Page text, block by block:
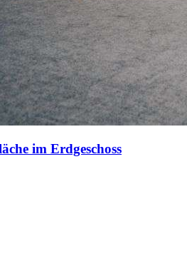
im Erdgeschoss